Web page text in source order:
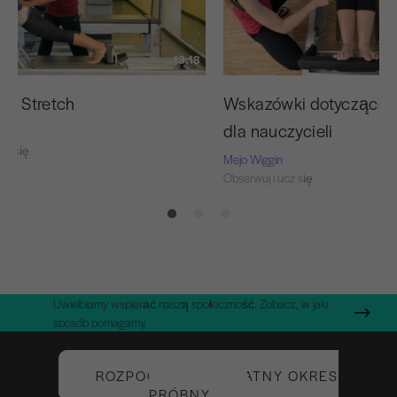
13:18
Stretch
się
Wskazówki dotyczące
dla nauczycieli
Mejo Wiggin
Obserwuj i ucz się
Uwielbiamy wspierać naszą społeczność. Zobacz, w jaki
sposób pomagamy.
ROZPOCZNIJ BEZPŁATNY OKRES